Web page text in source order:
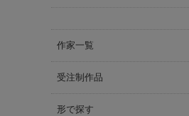
作家一覧
受注制作品
形で探す